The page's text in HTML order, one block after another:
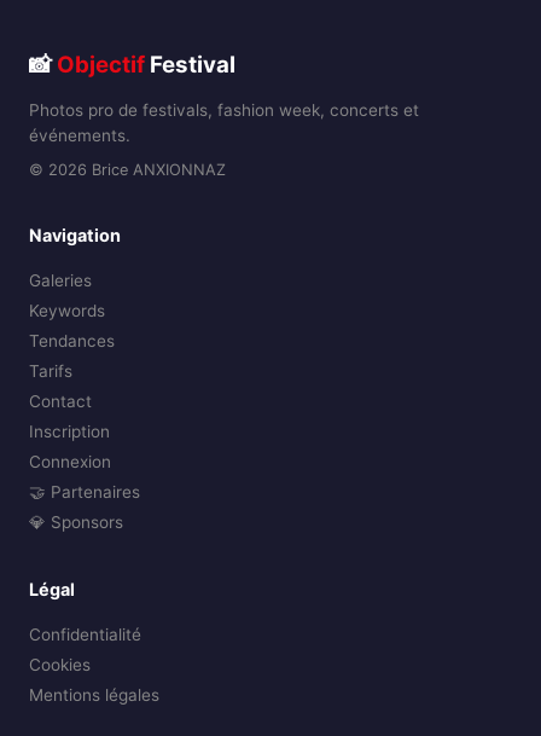
📸Objectif Festival
Photos pro de festivals, fashion week, concerts et
événements.
© 2026 Brice ANXIONNAZ
Navigation
Galeries
Keywords
Tendances
Tarifs
Contact
Inscription
Connexion
🤝 Partenaires
💎 Sponsors
Légal
Confidentialité
Cookies
Mentions légales